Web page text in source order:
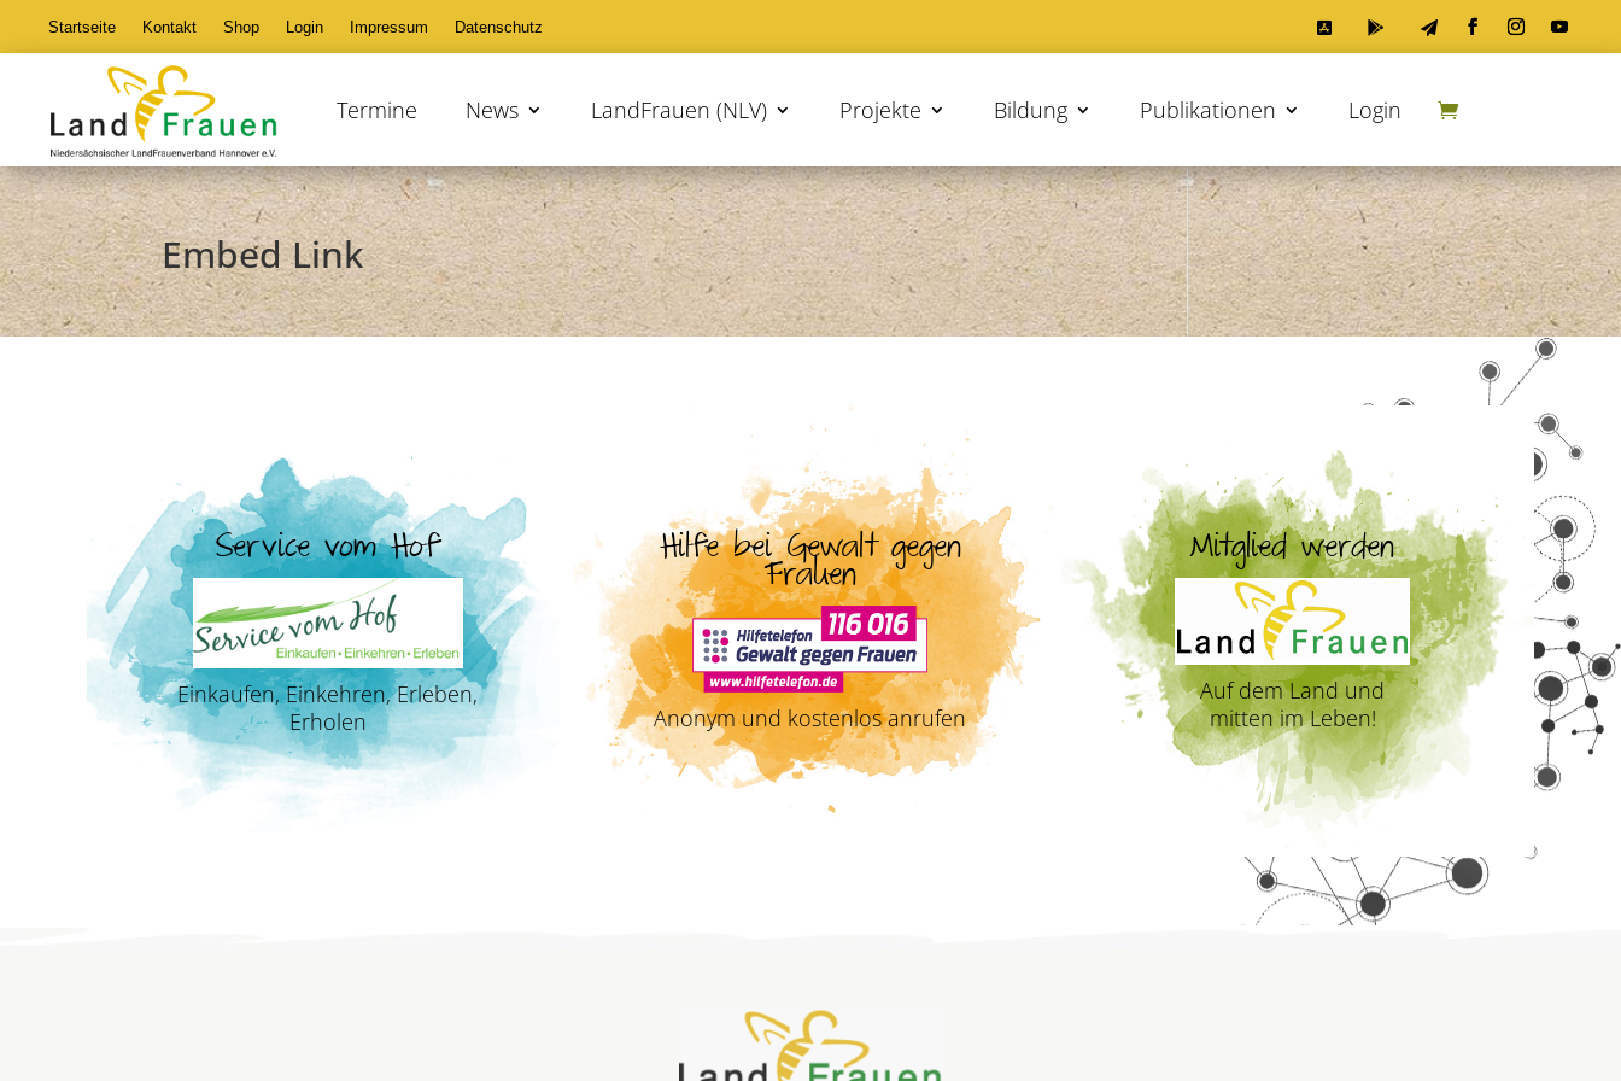
Startseite Kontakt Shop Login Impressum Datenschutz 


Termine News LandFrauen (NLV) Projekte Bildung Publikationen Login
Embed Link
Service vom Hof
Einkaufen, Einkehren, Erleben,
Erholen
Hilfe bei Gewalt gegen
Frauen
Anonym und kostenlos anrufen
Mitglied werden
Auf dem Land und
mitten im Leben!